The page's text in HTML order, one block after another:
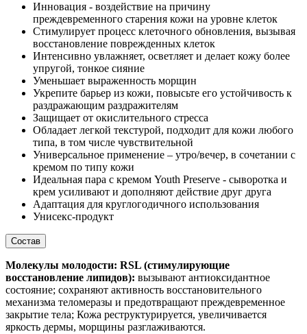
Инновация - воздействие на причину
преждевременного старения кожи на уровне клеток
Стимулирует процесс клеточного обновления, вызывая
восстановление поврежденных клеток
Интенсивно увлажняет, осветляет и делает кожу более
упругой, тонкое сияние
Уменьшает выраженность морщин
Укрепите барьер из кожи, повысьте его устойчивость к
раздражающим раздражителям
Защищает от окислительного стресса
Обладает легкой текстурой, подходит для кожи любого
типа, в том числе чувствительной
Универсальное применение – утро/вечер, в сочетании с
кремом по типу кожи
Идеальная пара с кремом Youth Preserve - сыворотка и
крем усиливают и дополняют действие друг друга
Адаптация для круглогодичного использования
Унисекс-продукт
Состав
Молекулы молодости: RSL (стимулирующие
восстановление липидов): вызывают антиоксидантное
состояние; сохраняют активность восстановительного
механизма теломеразы и предотвращают преждевременное
закрытие тела; Кожа реструктурируется, увеличивается
яркость дермы, морщины разглаживаются.